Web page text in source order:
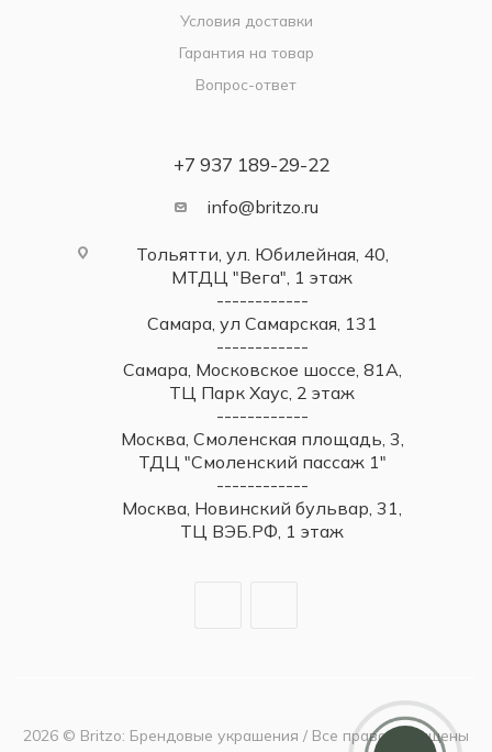
Условия доставки
Гарантия на товар
Вопрос-ответ
+7 937 189-29-22
info@britzo.ru
Тольятти, ул. Юбилейная, 40,
МТДЦ "Вега", 1 этаж
------------
Самара, ул Самарская, 131
------------
Самара, Московское шоссе, 81А,
ТЦ Парк Хаус, 2 этаж
------------
Москва, Смоленская площадь, 3,
ТДЦ "Смоленский пассаж 1"
------------
Москва, Новинский бульвар, 31,
ТЦ ВЭБ.РФ, 1 этаж
2026 © Britzo: Брендовые украшения / Все права защищены